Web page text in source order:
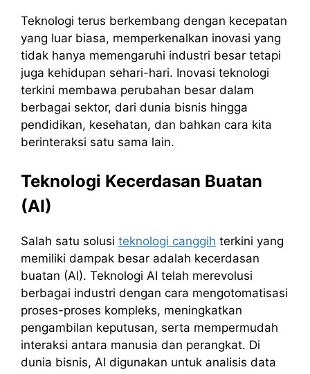
Teknologi terus berkembang dengan kecepatan
yang luar biasa, memperkenalkan inovasi yang
tidak hanya memengaruhi industri besar tetapi
juga kehidupan sehari-hari. Inovasi teknologi
terkini membawa perubahan besar dalam
berbagai sektor, dari dunia bisnis hingga
pendidikan, kesehatan, dan bahkan cara kita
berinteraksi satu sama lain.
Teknologi Kecerdasan Buatan
(AI)
Salah satu solusi teknologi canggih terkini yang
memiliki dampak besar adalah kecerdasan
buatan (AI). Teknologi AI telah merevolusi
berbagai industri dengan cara mengotomatisasi
proses-proses kompleks, meningkatkan
pengambilan keputusan, serta mempermudah
interaksi antara manusia dan perangkat. Di
dunia bisnis, AI digunakan untuk analisis data